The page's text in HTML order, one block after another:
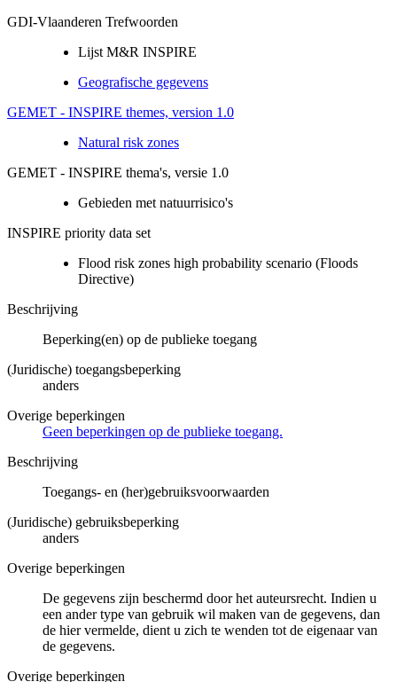
GDI-Vlaanderen Trefwoorden
Lijst M&R INSPIRE
Geografische gegevens
GEMET - INSPIRE themes, version 1.0
Natural risk zones
GEMET - INSPIRE thema's, versie 1.0
Gebieden met natuurrisico's
INSPIRE priority data set
Flood risk zones high probability scenario (Floods
Directive)
Beschrijving
Beperking(en) op de publieke toegang
(Juridische) toegangsbeperking
anders
Overige beperkingen
Geen beperkingen op de publieke toegang.
Beschrijving
Toegangs- en (her)gebruiksvoorwaarden
(Juridische) gebruiksbeperking
anders
Overige beperkingen
De gegevens zijn beschermd door het auteursrecht. Indien u
een ander type van gebruik wil maken van de gegevens, dan
de hier vermelde, dient u zich te wenden tot de eigenaar van
de gegevens.
Overige beperkingen